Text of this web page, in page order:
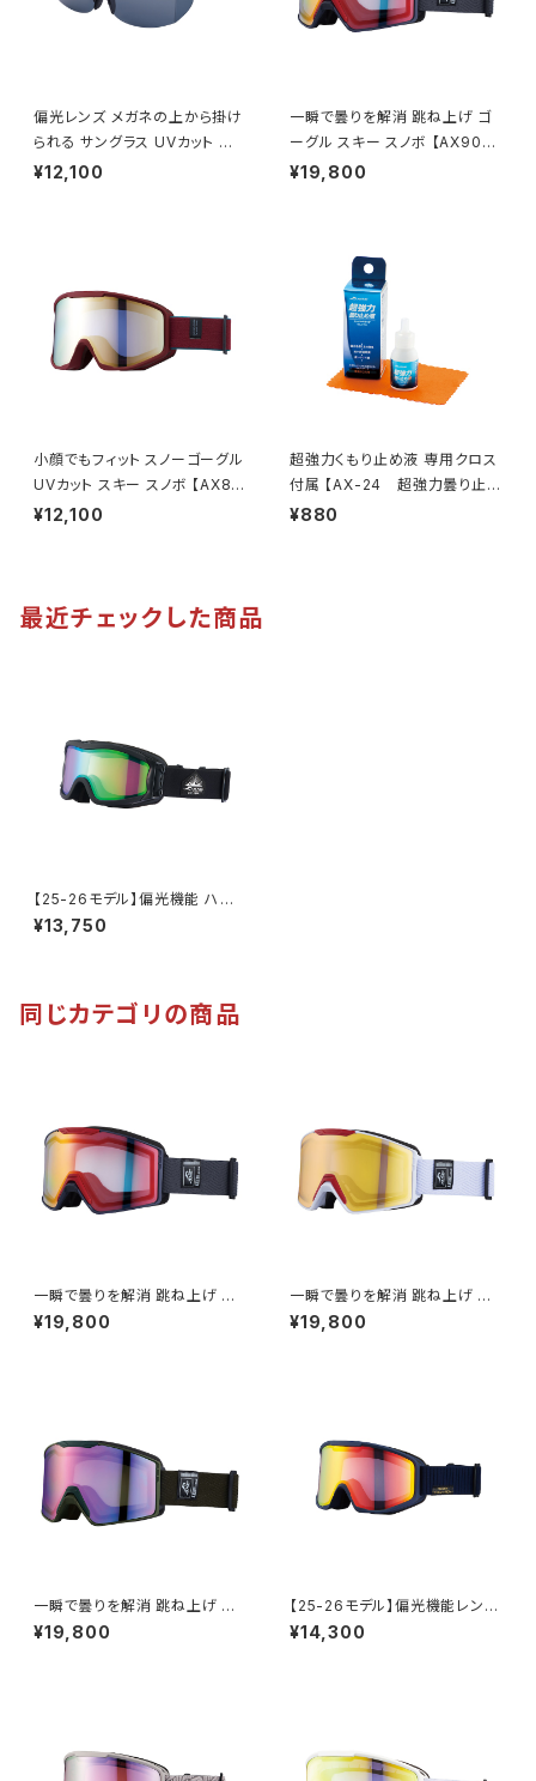
偏光レンズ メガネの上から掛け
られる サングラス UVカット 跳
ね上げタイプ 【FU-604PCS S
ウトドア 釣り ドライブ ランニン
グ ウォーキング [AXE アック
ス]
¥12,100
一瞬で曇りを解消 跳ね上げ ゴ
ーグル スキー スノボ 【AX900-
WCM GY】 マットグレー レッド
¥19,800
小顔でもフィット スノーゴーグル
UVカット スキー スノボ 【AX80
0-XS BO】 マットボルドー ゴー
アンフィット [AXE アックス]
¥12,100
超強力くもり止め液 専用クロス
付属 【AX-24 超強力曇り止め
液】 長時間持続 リキッドタイプ
¥880
最近チェックした商品
【25-26モデル】偏光機能 ハイ
コン 明るい視界 スノーゴーグル
スキー スノボ ユニセックス 【O
メガネ対応 ヘルメット対応 アジ
アンフィット [AXE アックス]
¥13,750
同じカテゴリの商品
一瞬で曇りを解消 跳ね上げ ゴ
ーグル スキー スノボ 【AX900-
WCM GY】 マットグレー レッド
¥19,800
一瞬で曇りを解消 跳ね上げ ゴ
ーグル ハイコン スキー スノボ
【AX900-WCM WT】 マットホ
¥19,800
一瞬で曇りを解消 跳ね上げ ゴ
ーグル スキー スノボ 【AX900-
WCM KH】 マットカーキ パープ
¥19,800
【25-26モデル】偏光機能レンズ
使用 スノーゴーグル UVカット
スキー スノボ 【AX800-WMP
E アックス]
¥14,300